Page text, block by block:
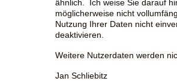
ähnlich. Ich weise Sie darauf
möglicherweise nicht
Nutzung Ihrer Daten nicht
deaktivieren.
Weitere Nutzerdaten werden
Jan Schliebitz